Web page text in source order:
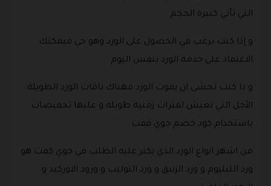
التي تأتي كبيرة الحجم .
و إذا كنت ترغب في الحصول على الورد وهو حي فيمكنك
الاعتماد على خدمة الورد بنفس اليوم .
و ذا كنت تخشى ان يموت الورد فهناك باقات الورد الطويلة
الأجل التي تعيش لفترات زمنية طويلة و عليها تخفيضات
باستخدام كود خصم جوي قفت .
من اشهر انواع الورد الذي يكثر عليه الطلب في جوي كفت هو
ورد الليليوم و ورد الزنبق و ورد التوليب و ورود الاوركيد و